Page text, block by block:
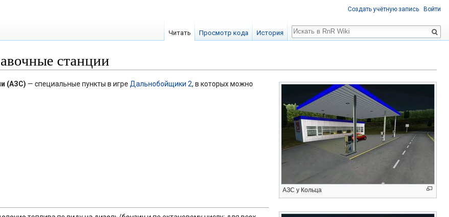
станции
АЗС у Кольца
(АЗС) — специальные пункты в игре Дальнобойщики 2, в которых можно
Создать учётную запись Войти
Читать Просмотр кода История
Поиск